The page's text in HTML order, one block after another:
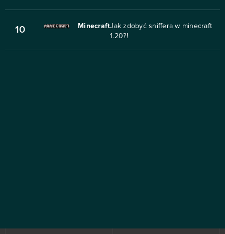
10 MinecraftJak zdobyć sniffera w minecraft
1.20?!